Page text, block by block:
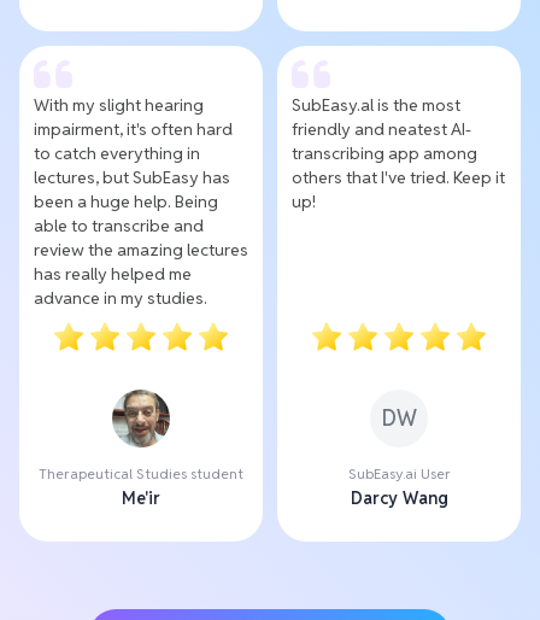
With my slight hearing
impairment, it's often hard
to catch everything in
lectures, but SubEasy has
been a huge help. Being
able to transcribe and
review the amazing lectures
has really helped me
advance in my studies.
Therapeutical Studies student
Me'ir
SubEasy.al is the most
friendly and neatest AI-
transcribing app among
others that I've tried. Keep it
up!
DW
SubEasy.ai User
Darcy Wang